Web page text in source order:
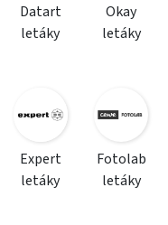
Datart
letáky
Okay
letáky
Expert
letáky
Fotolab
letáky